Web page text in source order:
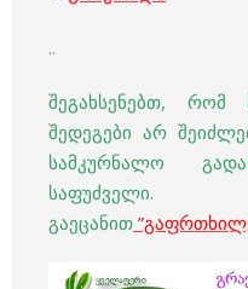
..
შეგახსენებთ, რომ
შედეგები არ
სამკურნალო
გაეცანით